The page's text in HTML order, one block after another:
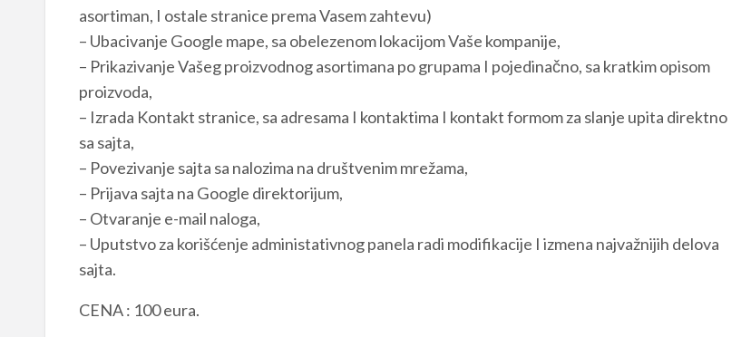
asortiman, I ostale stranice prema Vasem zahtevu)
– Ubacivanje Google mape, sa obelezenom lokacijom Vaše kompanije,
– Prikazivanje Vašeg proizvodnog asortimana po grupama I pojedinačno, sa kratkim opisom
proizvoda,
– Izrada Kontakt stranice, sa adresama I kontaktima I kontakt formom za slanje upita direktno
sa sajta,
– Povezivanje sajta sa nalozima na društvenim mrežama,
– Prijava sajta na Google direktorijum,
– Otvaranje e-mail naloga,
– Uputstvo za korišćenje administativnog panela radi modifikacije I izmena najvažnijih delova
sajta.
CENA : 100 eura.